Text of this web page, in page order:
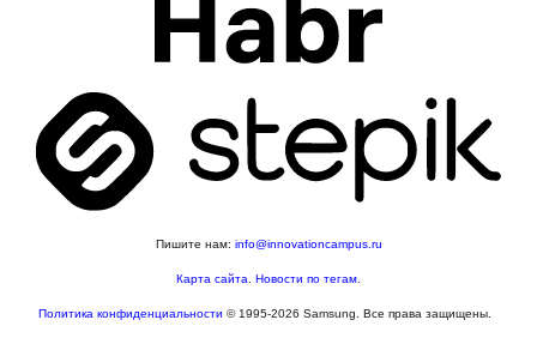
Пишите нам: info@innovationcampus.ru
Карта сайта Новости по тегам
Политика конфиденциальности © 1995-2026 Samsung. Все права защищены.